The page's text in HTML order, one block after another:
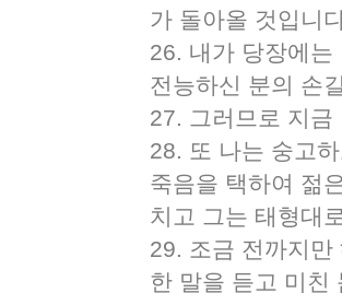
가 돌아올 것입니
26. 내가 당장에는
전능하신 분의 손
27. 그러므로 지
28. 또 나는 숭고
죽음을 택하여 젊
치고 그는 태형대
29. 조금 전까지만
한 말을 듣고 미친